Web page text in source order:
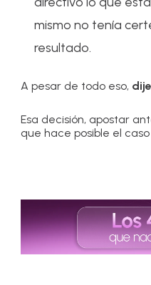
mismo no tenía
resultado.
A pesar de todo eso,
Esa decisión, apostar
que hace posible el